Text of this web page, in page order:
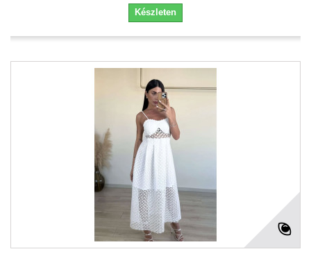
Készleten